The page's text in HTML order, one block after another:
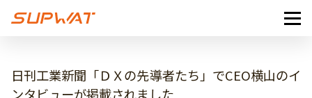
日刊工業新聞「ＤＸの先導者たち」でCEO横山のイ
ンタビューが掲載されました